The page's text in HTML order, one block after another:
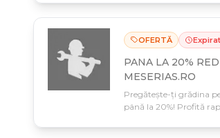
OFERTĂ Expirat
PANA LA 20%
MESERIAS.RO
Pregătește-ți grădina
până la 20%! Profită